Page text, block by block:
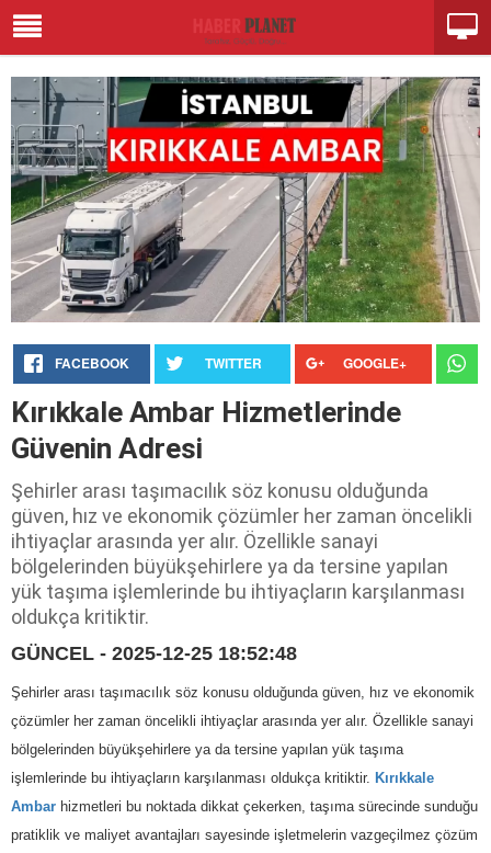
FACEBOOK TWITTER GOOGLE+
Kırıkkale Ambar Hizmetlerinde
Güvenin Adresi
Şehirler arası taşımacılık söz konusu olduğunda
güven, hız ve ekonomik çözümler her zaman öncelikli
ihtiyaçlar arasında yer alır. Özellikle sanayi
bölgelerinden büyükşehirlere ya da tersine yapılan
yük taşıma işlemlerinde bu ihtiyaçların karşılanması
oldukça kritiktir.
GÜNCEL - 2025-12-25 18:52:48
Şehirler arası taşımacılık söz konusu olduğunda güven, hız ve ekonomik
çözümler her zaman öncelikli ihtiyaçlar arasında yer alır. Özellikle sanayi
bölgelerinden büyükşehirlere ya da tersine yapılan yük taşıma
işlemlerinde bu ihtiyaçların karşılanması oldukça kritiktir. Kırıkkale
Ambar hizmetleri bu noktada dikkat çekerken, taşıma sürecinde sunduğu
pratiklik ve maliyet avantajları sayesinde işletmelerin vazgeçilmez çözüm